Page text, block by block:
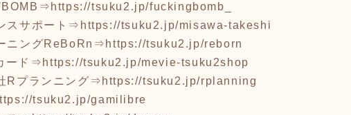
https://tsuku2.jp/fuckingbomb_
スサポート⇒ https://tsuku2.jp/misawa-takeshi
ニングReBoRn⇒ https://tsuku2.jp/reborn
ード⇒ https://tsuku2.jp/mevie-tsuku2shop
Rプランニング⇒ https://tsuku2.jp/rplanning
tsuku2.jp/gamilibre